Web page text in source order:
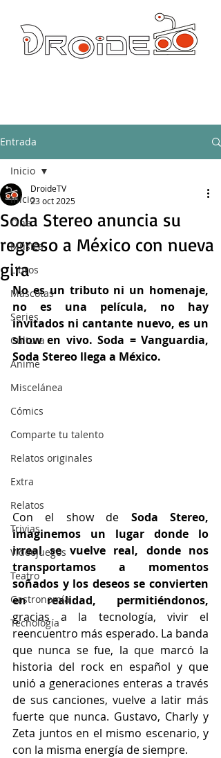
Entrada
Inicio
Cine
Música
Libros
Mascotas
Series
Cultura
Anime
Miscelánea
Cómics
Comparte tu talento
Relatos originales
Extra
Relatos
Trivias
Videojuegos
Teatro
Gastronomía
Tecnología
Inicio
Soda Stereo anuncia su
regreso a México con nueva
gira
DroideTV
23 oct 2025
No es un tributo ni un homenaje,
no es una película, no hay
invitados ni cantante nuevo, es un
show en vivo. Soda = Vanguardia,
Soda Stereo llega a México.
Con el show de Soda Stereo,
imaginemos un lugar donde lo
irreal se vuelve real, donde nos
transportamos a momentos
soñados y los deseos se convierten
en realidad, permitiéndonos,
gracias a la tecnología, vivir el
reencuentro más esperado. La banda
que nunca se fue, la que marcó la
historia del rock en español y que
unió a generaciones enteras a través
de sus canciones, vuelve a latir más
fuerte que nunca. Gustavo, Charly y
Zeta juntos en el mismo escenario, y
con la misma energía de siempre.